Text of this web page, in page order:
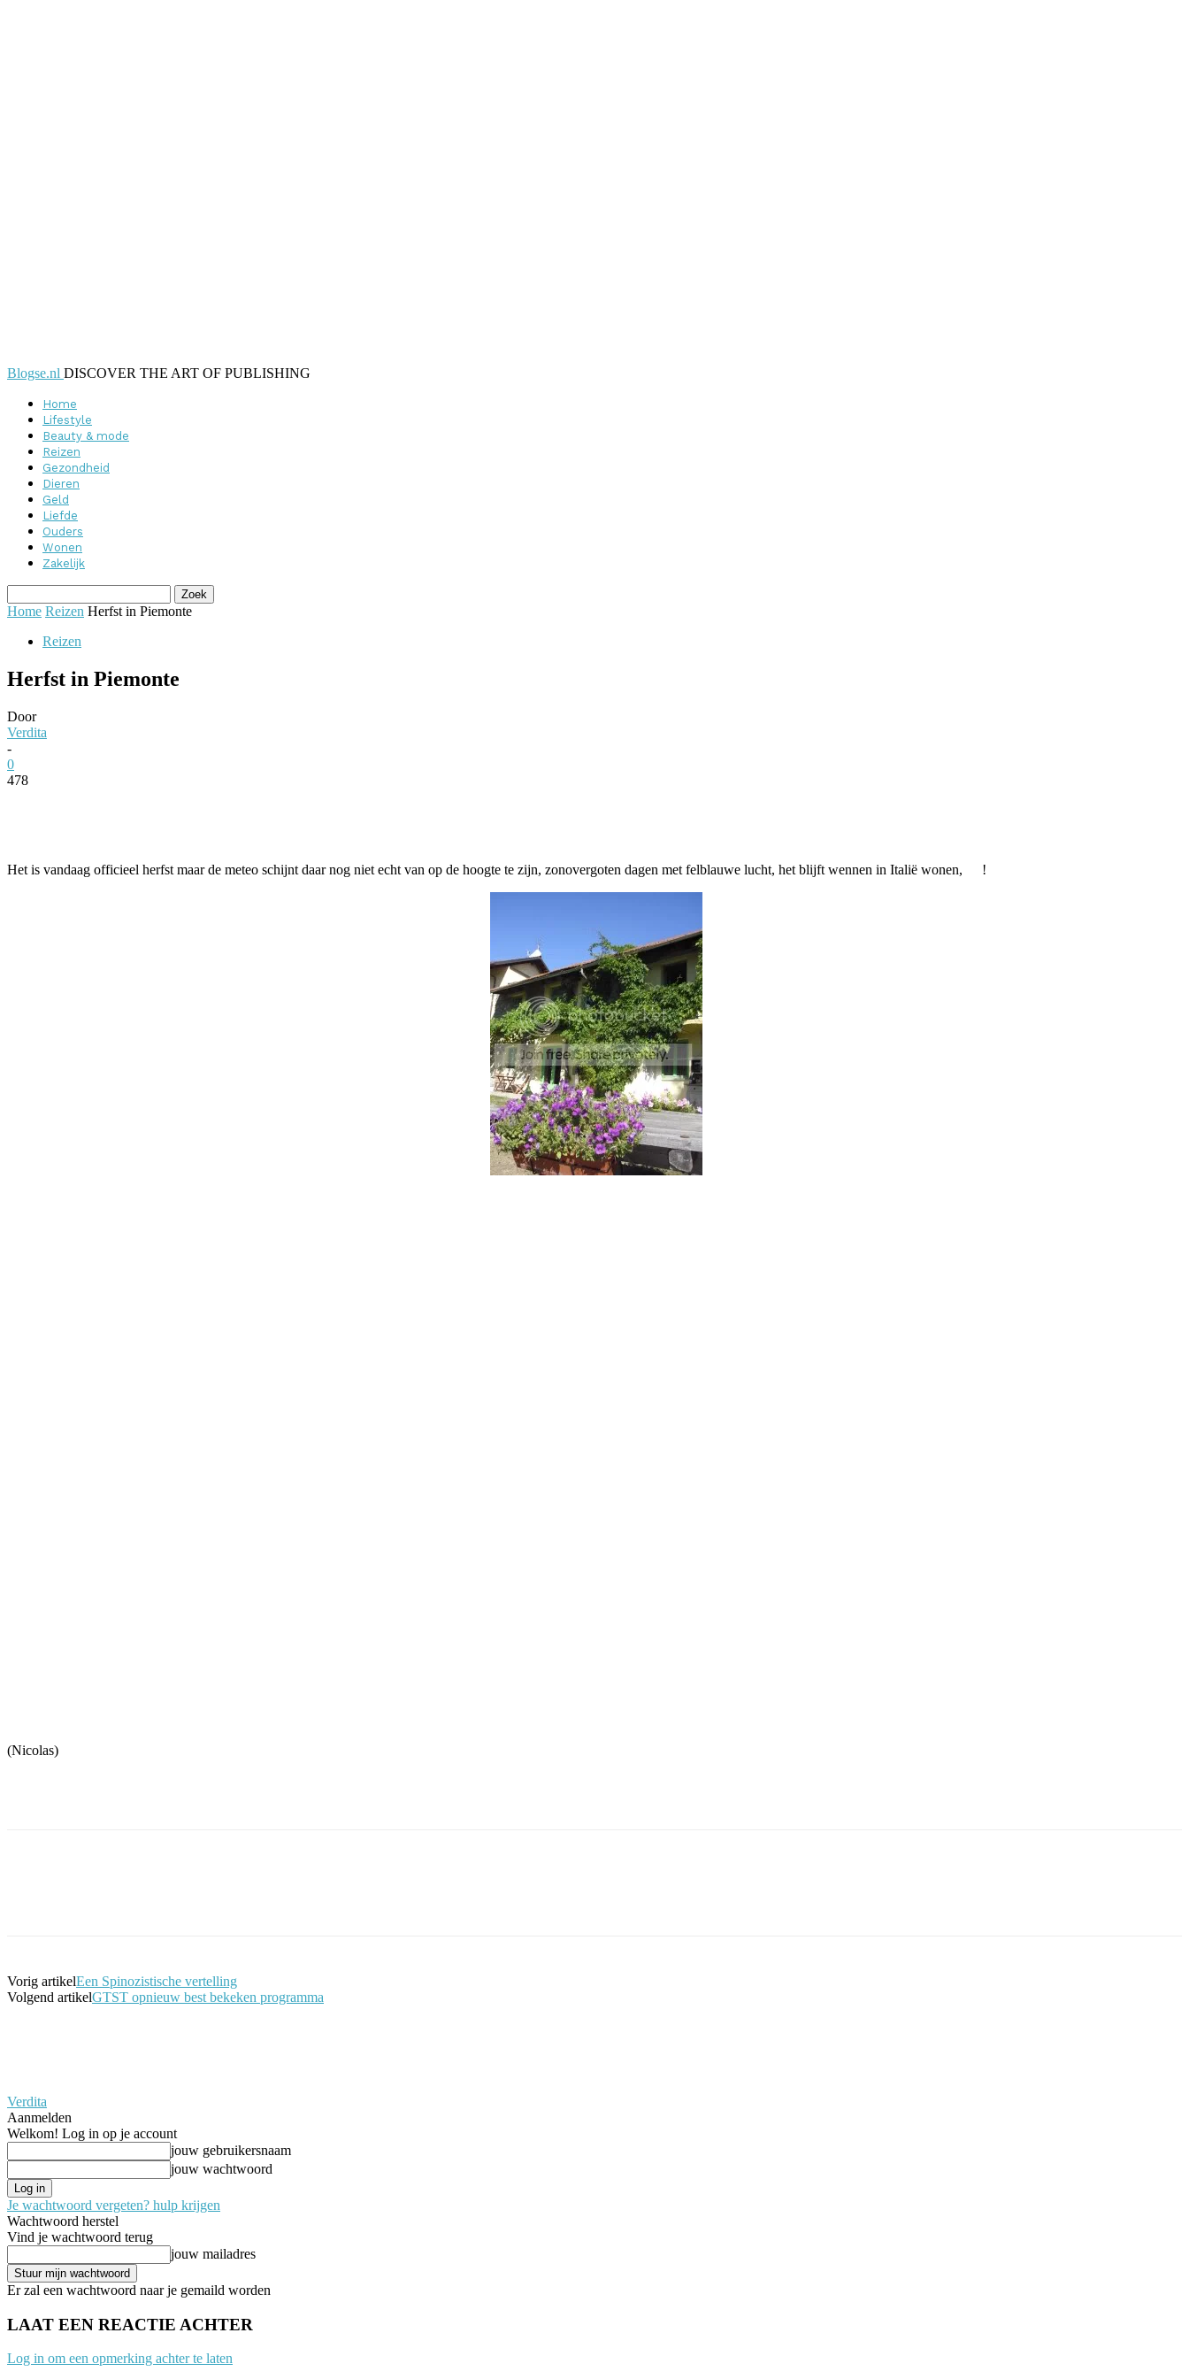
Blogse.nl DISCOVER THE ART OF PUBLISHING
Home
Lifestyle
Beauty & mode
Reizen
Gezondheid
Dieren
Geld
Liefde
Ouders
Wonen
Zakelijk
Home Reizen Herfst in Piemonte
Reizen
Herfst in Piemonte
Door
Verdita
-
0
478
Het is vandaag officieel herfst maar de meteo schijnt daar nog niet echt van op de hoogte te zijn, zonovergoten dagen met felblauwe lucht, het blijft wennen in Italië wonen, !
(Nicolas)
Vorig artikelEen Spinozistische vertelling
Volgend artikelGTST opnieuw best bekeken programma
Verdita
Aanmelden
Welkom! Log in op je account
jouw gebruikersnaam
jouw wachtwoord
Je wachtwoord vergeten? hulp krijgen
Wachtwoord herstel
Vind je wachtwoord terug
jouw mailadres
Er zal een wachtwoord naar je gemaild worden
LAAT EEN REACTIE ACHTER
Log in om een opmerking achter te laten